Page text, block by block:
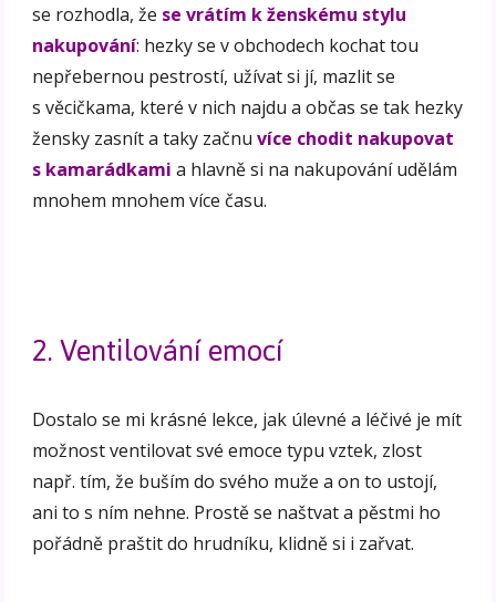
se rozhodla, že se vrátím k ženskému stylu
nakupování: hezky se v obchodech kochat tou
nepřebernou pestrostí, užívat si jí, mazlit se
s věcičkama, které v nich najdu a občas se tak hezky
žensky zasnít a taky začnuvíce chodit nakupovat
s kamarádkami a hlavně si na nakupování udělám
mnohem mnohem více času.
2. Ventilování emocí
Dostalo se mi krásné lekce, jak úlevné a léčivé je mít
možnost ventilovat své emoce typu vztek, zlost
např. tím, že buším do svého muže a on to ustojí,
ani to s ním nehne. Prostě se naštvat a pěstmi ho
pořádně praštit do hrudníku, klidně si i zařvat.